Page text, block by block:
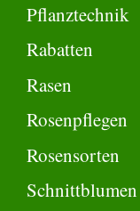
Pflanztechnik
Rabatten
Rasen
Rosenpflegen
Rosensorten
Schnittblumen